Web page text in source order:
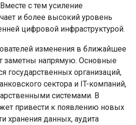
с тем усиление
и более высокий уровень
цифровой инфраструктурой.
изменения в ближайшее
заметны напрямую. Основные
государственных организаций,
сектора и IT-компаний,
системами. В
привести к появлению новых
хранения данных, аудита